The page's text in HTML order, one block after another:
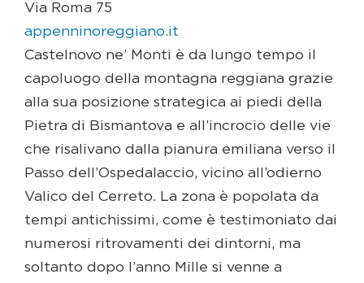
Via Roma 75
appenninoreggiano.it
Castelnovo ne’ Monti è da lungo tempo il
capoluogo della montagna reggiana grazie
alla sua posizione strategica ai piedi della
Pietra di Bismantova e all’incrocio delle vie
che risalivano dalla pianura emiliana verso il
Passo dell’Ospedalaccio, vicino all’odierno
Valico del Cerreto. La zona è popolata da
tempi antichissimi, come è testimoniato dai
numerosi ritrovamenti dei dintorni, ma
soltanto dopo l’anno Mille si venne a